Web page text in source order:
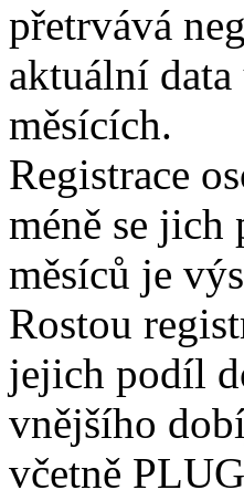
přetrvává
aktuální
měsících.
Registrace
méně se
měsíců je
Rostou
jejich podíl
vnějšího
včetně